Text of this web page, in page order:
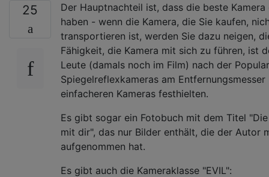
25
Der Hauptnachteil ist, dass die beste
haben - wenn die Kamera, die Sie kaufen,
transportieren ist, werden Sie dazu neigen,
Fähigkeit, die Kamera mit sich zu führen, ist
Leute (damals noch im Film) nach der
Spiegelreflexkameras am
einfacheren Kameras festhielten.
Es gibt sogar ein Fotobuch mit dem Titel
mit dir", das nur Bilder enthält, die der Autor
aufgenommen hat.
Es gibt auch die Kameraklasse "EVIL":